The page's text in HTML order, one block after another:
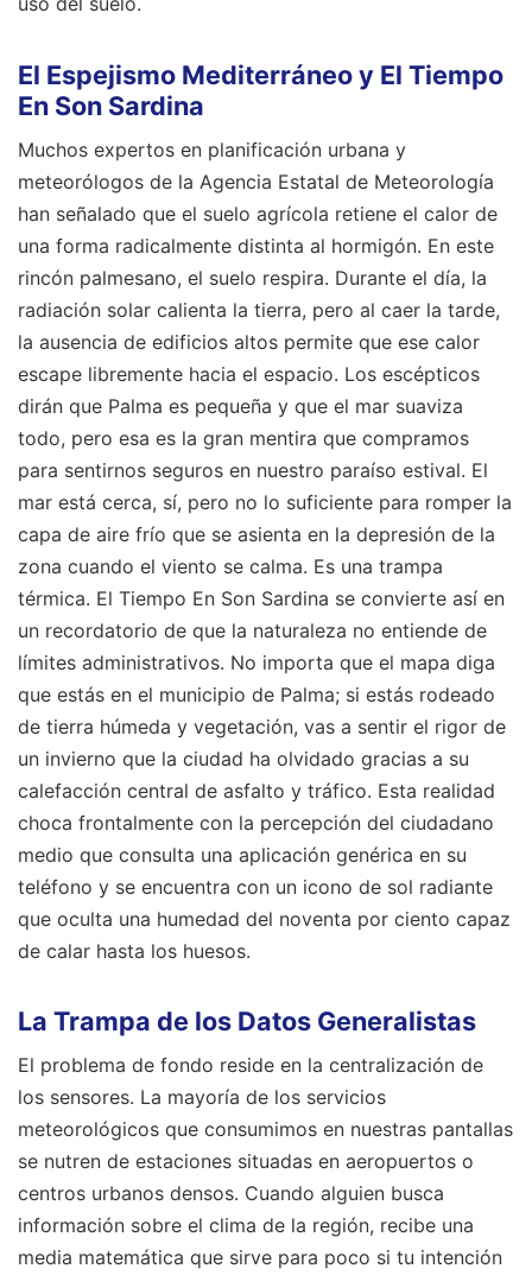
El Espejismo Mediterráneo y El Tiempo
En Son Sardina
Muchos expertos en planificación urbana y
meteorólogos de la Agencia Estatal de Meteorología
han señalado que el suelo agrícola retiene el calor de
una forma radicalmente distinta al hormigón. En este
rincón palmesano, el suelo respira. Durante el día, la
radiación solar calienta la tierra, pero al caer la tarde,
la ausencia de edificios altos permite que ese calor
escape libremente hacia el espacio. Los escépticos
dirán que Palma es pequeña y que el mar suaviza
todo, pero esa es la gran mentira que compramos
para sentirnos seguros en nuestro paraíso estival. El
mar está cerca, sí, pero no lo suficiente para romper la
capa de aire frío que se asienta en la depresión de la
zona cuando el viento se calma. Es una trampa
térmica. El Tiempo En Son Sardina se convierte así en
un recordatorio de que la naturaleza no entiende de
límites administrativos. No importa que el mapa diga
que estás en el municipio de Palma; si estás rodeado
de tierra húmeda y vegetación, vas a sentir el rigor de
un invierno que la ciudad ha olvidado gracias a su
calefacción central de asfalto y tráfico. Esta realidad
choca frontalmente con la percepción del ciudadano
medio que consulta una aplicación genérica en su
teléfono y se encuentra con un icono de sol radiante
que oculta una humedad del noventa por ciento capaz
de calar hasta los huesos.
La Trampa de los Datos Generalistas
El problema de fondo reside en la centralización de
los sensores. La mayoría de los servicios
meteorológicos que consumimos en nuestras pantallas
se nutren de estaciones situadas en aeropuertos o
centros urbanos densos. Cuando alguien busca
información sobre el clima de la región, recibe una
media matemática que sirve para poco si tu intención